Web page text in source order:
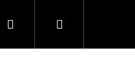
Nejčastější dotazy
PřihlášeníNákupní